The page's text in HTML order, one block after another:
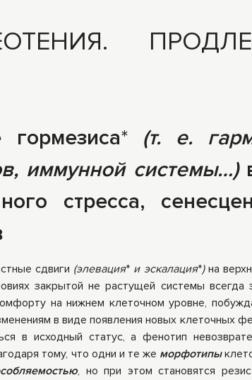
Г.А.
*
(т. е.
иммунной системы…)
стресса,
сдвиги (элевация* и эскалация*)на
закрытой не растущей системы всегда
на нижнем клеточном уровне,
в виде появления новых клеточных
в исходный статус, а фенотип
тому, что одни и те же морфотипы
, но при этом становятся